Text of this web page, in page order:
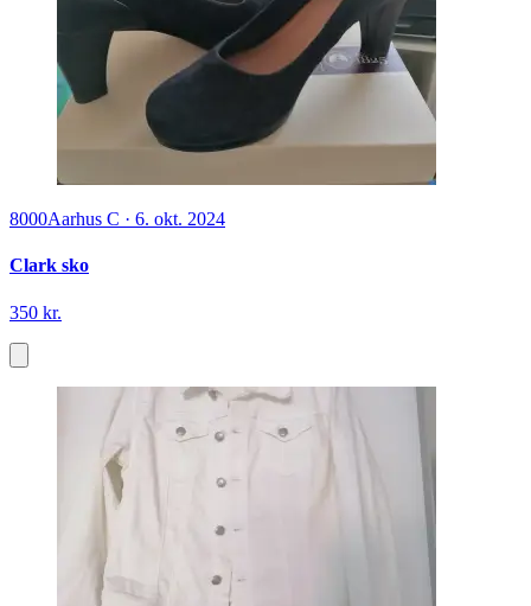
8000Aarhus C · 6. okt. 2024
Clark sko
350 kr.